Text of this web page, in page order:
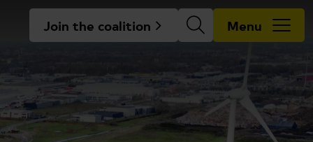
Join the coalition Menu